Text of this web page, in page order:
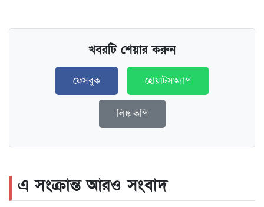
খবরটি শেয়ার করুন
ফেসবুক হোয়াটসঅ্যাপ
লিঙ্ক কপি
এ সংক্রান্ত আরও সংবাদ